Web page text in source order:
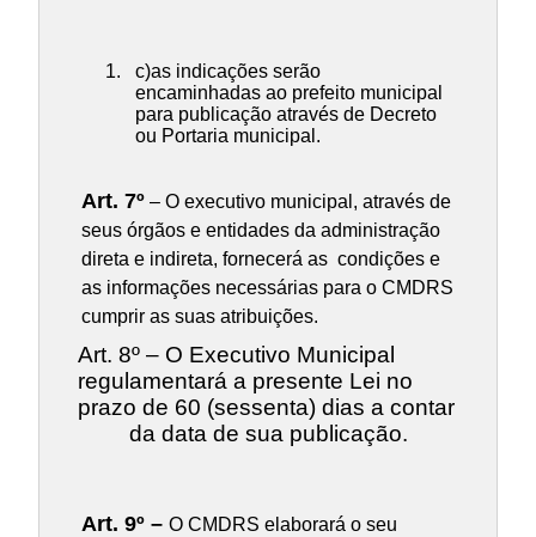
c)as indicações serão
encaminhadas ao prefeito municipal
para publicação através de Decreto
ou Portaria municipal.
Art. 7º – O executivo municipal, através de
seus órgãos e entidades da administração
direta e indireta, fornecerá as condições e
as informações necessárias para o CMDRS
cumprir as suas atribuições.
Art. 8º – O Executivo Municipal
regulamentará a presente Lei no
prazo de 60 (sessenta) dias a contar
da data de sua publicação.
Art. 9º –O CMDRS elaborará o seu